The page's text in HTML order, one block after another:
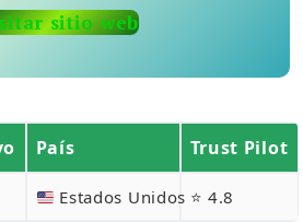
BUSCAR
sitio web
País Trust Pilot
Estados Unidos ⭐ 4.8